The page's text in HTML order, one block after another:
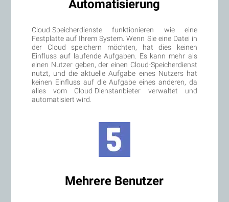
Automatisierung
Cloud-Speicherdienste funktionieren wie eine
Festplatte auf Ihrem System. Wenn Sie eine Datei in
der Cloud speichern möchten, hat dies keinen
Einfluss auf laufende Aufgaben. Es kann mehr als
einen Nutzer geben, der einen Cloud-Speicherdienst
nutzt, und die aktuelle Aufgabe eines Nutzers hat
keinen Einfluss auf die Aufgabe eines anderen, da
alles vom Cloud-Dienstanbieter verwaltet und
automatisiert wird.
Mehrere Benutzer